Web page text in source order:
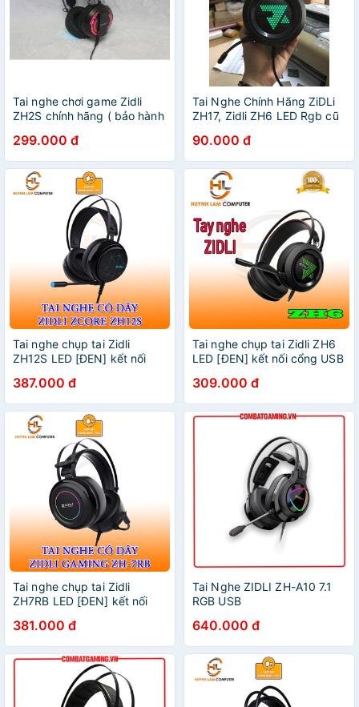
Tai nghe chơi game Zidli
ZH2S chính hãng ( bảo hành
299.000 đ
Tai Nghe Chính Hãng ZiDLi
ZH17, Zidli ZH6 LED Rgb cũ
90.000 đ
Tai nghe chụp tai Zidli
ZH12S LED [ĐEN] kết nối
387.000 đ
Tai nghe chụp tai Zidli ZH6
LED [ĐEN] kết nối cổng USB
309.000 đ
Tai nghe chụp tai Zidli
ZH7RB LED [ĐEN] kết nối
381.000 đ
Tai Nghe ZIDLI ZH-A10 7.1
RGB USB
640.000 đ